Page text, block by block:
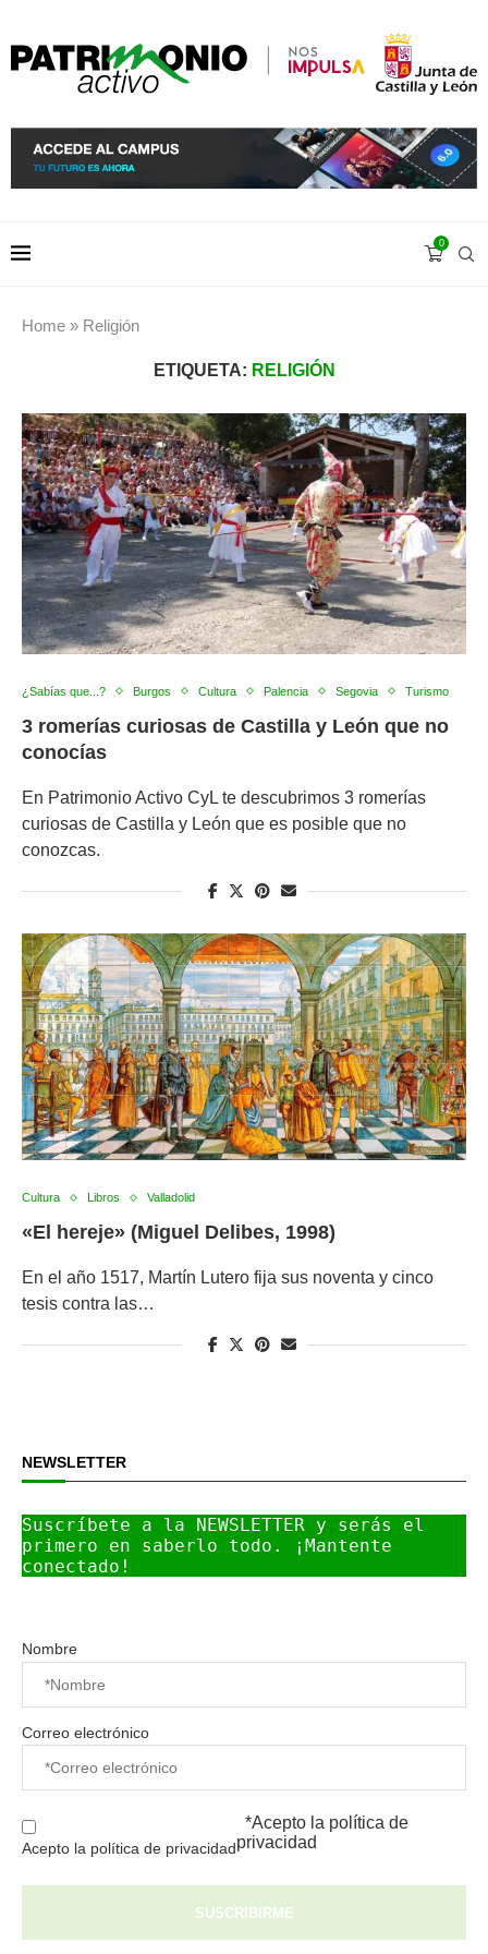
0
Home » Religión
ETIQUETA: RELIGIÓN
¿Sabías que...? Burgos Cultura Palencia Segovia Turismo
3 romerías curiosas de Castilla y León que no
conocías
En Patrimonio Activo CyL te descubrimos 3 romerías
curiosas de Castilla y León que es posible que no
conozcas.
Cultura Libros Valladolid
«El hereje» (Miguel Delibes, 1998)
En el año 1517, Martín Lutero fija sus noventa y cinco
tesis contra las…
NEWSLETTER
Suscríbete a la NEWSLETTER y serás el
primero en saberlo todo. ¡Mantente
conectado!
Nombre
Correo electrónico
Acepto la política de privacidad
*Acepto la política de
privacidad